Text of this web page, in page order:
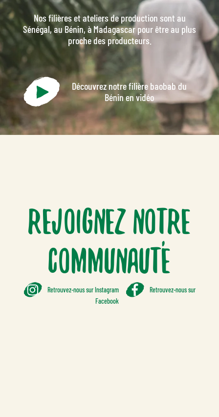
Nos filières et ateliers de production sont au
Sénégal, au Bénin, à Madagascar pour être au plus
proche des producteurs.
Découvrez notre filière baobab du
Bénin en vidéo
Rejoignez notre
communauté
Retrouvez-nous sur Instagram
Retrouvez-nous sur
Facebook